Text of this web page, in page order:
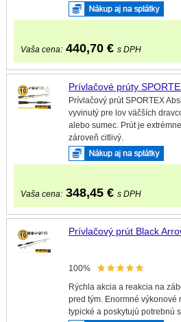
Vaša cena: 440,70 € s DPH
Prívlačové prúty
Prívlačový prút SPORTEX
vyvinutý pre lov väčších
alebo sumec. Prút je
zároveň citlivý.
Vaša cena: 348,45 € s DPH
Prívlačový prút Black
100%
Rýchla akcia a reakcia na
pred tým. Enormné výkonové
typické a poskytujú potrebnú